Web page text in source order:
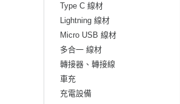
Type C 線材
Lightning 線材
Micro USB 線材
多合一 線材
轉接器、轉接線
車充
充電設備